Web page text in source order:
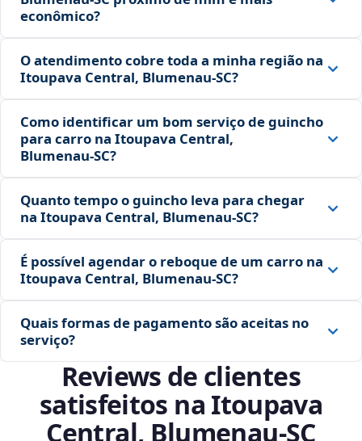
econômico?
O atendimento cobre toda a minha região na
Itoupava Central, Blumenau‑SC?
Como identificar um bom serviço de guincho
para carro na Itoupava Central,
Blumenau‑SC?
Quanto tempo o guincho leva para chegar
na Itoupava Central, Blumenau‑SC?
É possível agendar o reboque de um carro na
Itoupava Central, Blumenau‑SC?
Quais formas de pagamento são aceitas no
serviço?
Reviews de clientes
satisfeitos na Itoupava
Central, Blumenau‑SC